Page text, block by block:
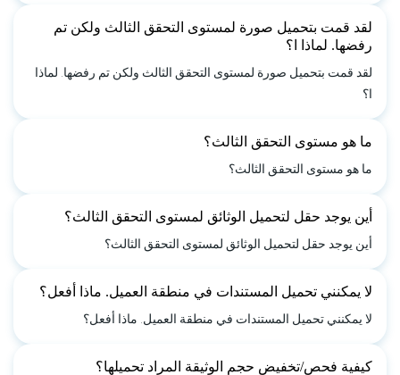
لقد قمت بتحميل صورة لمستوى التحقق الثالث ولكن تم
رفضها. لماذا ا؟
لقد قمت بتحميل صورة لمستوى التحقق الثالث ولكن تم رفضها. لماذا
ا؟
ما هو مستوى التحقق الثالث؟
ما هو مستوى التحقق الثالث؟
أين يوجد حقل لتحميل الوثائق لمستوى التحقق الثالث؟
أين يوجد حقل لتحميل الوثائق لمستوى التحقق الثالث؟
لا يمكنني تحميل المستندات في منطقة العميل. ماذا أفعل؟
لا يمكنني تحميل المستندات في منطقة العميل. ماذا أفعل؟
كيفية فحص/تخفيض حجم الوثيقة المراد تحميلها؟